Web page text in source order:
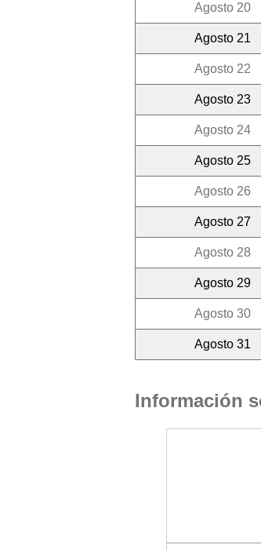
Agosto 20
Agosto 21
Agosto 22
Agosto 23
Agosto 24
Agosto 25
Agosto 26
Agosto 27
Agosto 28
Agosto 29
Agosto 30
Agosto 31
Información